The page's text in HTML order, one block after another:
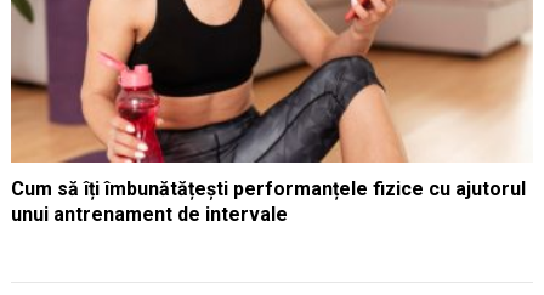
Cum să îți îmbunătățești performanțele fizice cu ajutorul
unui antrenament de intervale